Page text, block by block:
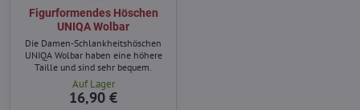
Figurformendes Höschen
UNIQA Wolbar
Die Damen-Schlankheitshöschen
UNIQA Wolbar haben eine höhere
Taille und sind sehr bequem.
Auf Lager
16,90 €